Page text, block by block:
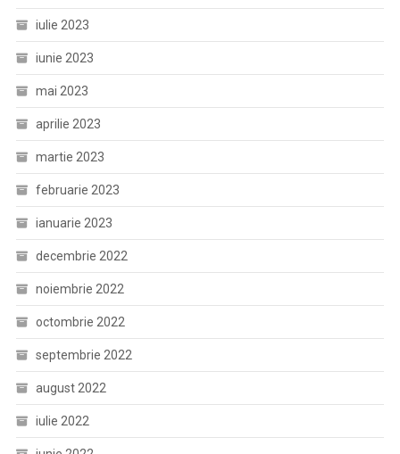
iulie 2023
iunie 2023
mai 2023
aprilie 2023
martie 2023
februarie 2023
ianuarie 2023
decembrie 2022
noiembrie 2022
octombrie 2022
septembrie 2022
august 2022
iulie 2022